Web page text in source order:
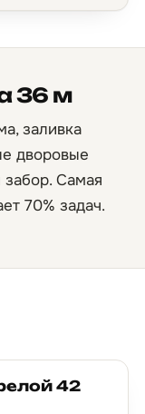
36 м
заливка
дворовые
забор. Самая
70% задач.
42